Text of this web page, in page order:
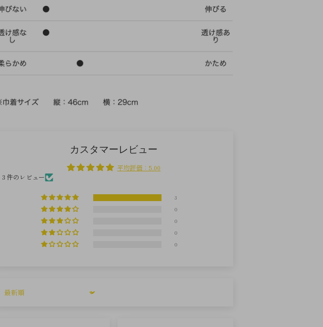
カスタマーレビュー
平均評価：5.00
3 件のレビュー
3
0
0
0
0
Sort by